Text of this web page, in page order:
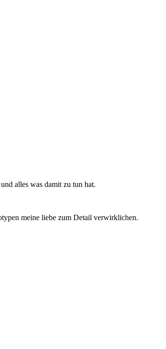
alles was damit zu tun hat.
meine liebe zum Detail verwirklichen.